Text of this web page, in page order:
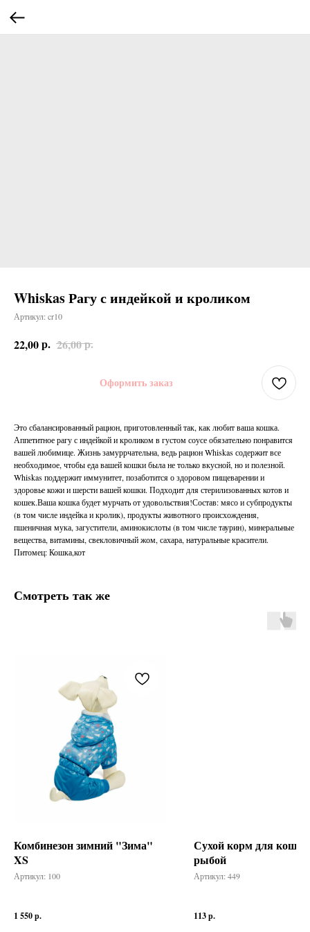
Whiskas Рагу с индейкой и кроликом
Артикул: cr10
22,00р. 26,00р.
Оформить заказ
Это сбалансированный рацион, приготовленный так, как любит ваша кошка.
Аппетитное рагу с индейкой и кроликом в густом соусе обязательно понравится
вашей любимице. Жизнь замуррчательна, ведь рацион Whiskas содержит все
необходимое, чтобы еда вашей кошки была не только вкусной, но и полезной.
Whiskas поддержит иммунитет, позаботится о здоровом пищеварении и
здоровье кожи и шерсти вашей кошки. Подходит для стерилизованных котов и
кошек.Ваша кошка будет мурчать от удовольствия!Состав: мясо и субпродукты
(в том числе индейка и кролик), продукты животного происхождения,
пшеничная мука, загустители, аминокислоты (в том числе таурин), минеральные
вещества, витамины, свекловичный жом, сахара, натуральные красители.
Питомец: Кошка,кот
Смотреть так же
Комбинезон зимний "Зима"
XS
Артикул: 100
1 550р.
Сухой корм для кошек
рыбой
Артикул: 449
113р.